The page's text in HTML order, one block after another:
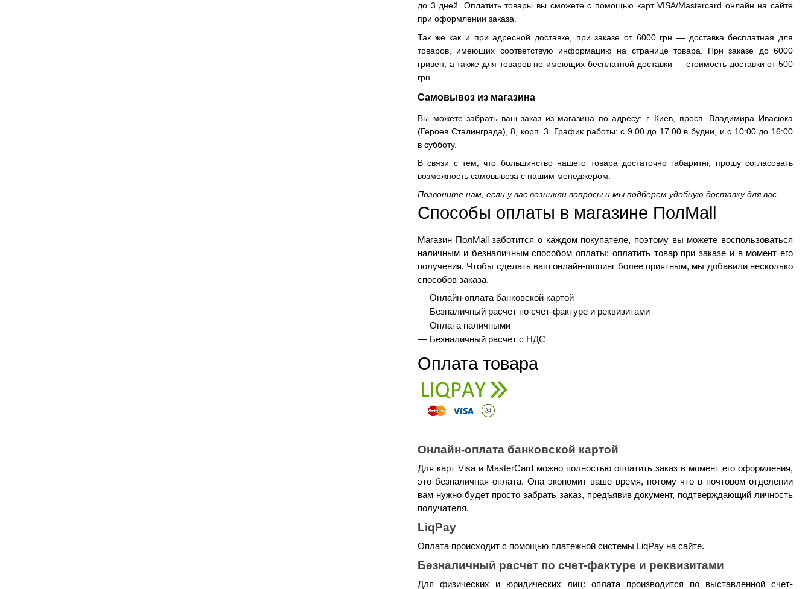
до 3 дней. Оплатить товары вы сможете с помощью карт VISA/Mastercard онлайн на сайте
при оформлении заказа.
Так же как и при адресной доставке, при заказе от 6000 грн — доставка бесплатная для
товаров, имеющих соответствую информацию на странице товара. При заказе до 6000
гривен, а также для товаров не имеющих бесплатной доставки — стоимость доставки от 500
грн.
Самовывоз из магазина
Вы можете забрать ваш заказ из магазина по адресу: г. Киев, просп. Владимира Ивасюка
(Героев Сталинграда), 8, корп. 3. График работы: с 9.00 до 17.00 в будни, и с 10:00 до 16:00
в субботу.
В связи с тем, что большинство нашего товара достаточно габаритні, прошу согласовать
возможность самовывоза с нашим менеджером.
Позвоните нам, если у вас возникли вопросы и мы подберем удобную доставку для вас.
Способы оплаты в магазине ПолMall
Магазин ПолMall
заботится о каждом покупателе, поэтому вы можете воспользоваться
наличным и безналичным способом оплаты: оплатить товар при заказе и в момент его
получения. Чтобы сделать ваш онлайн-шопинг более приятным, мы добавили несколько
способов заказа.
Онлайн-оплата банковской картой
Безналичный расчет по счет-фактуре и реквизитами
Оплата наличными
Безналичный расчет с НДС
Оплата товара
Онлайн-оплата банковской картой
Для карт Visa и MasterCard можно полностью оплатить заказ в момент его оформления,
это безналичная оплата. Она экономит ваше время, потому что в почтовом отделении
вам нужно будет просто забрать заказ, предъявив документ, подтверждающий личность
получателя.
LiqPay
Оплата происходит с помощью платежной системы LiqPay на сайте.
Безналичный расчет по счет-фактуре и реквизитами
Для физических и юридических лиц: оплата производится по выставленной счет-